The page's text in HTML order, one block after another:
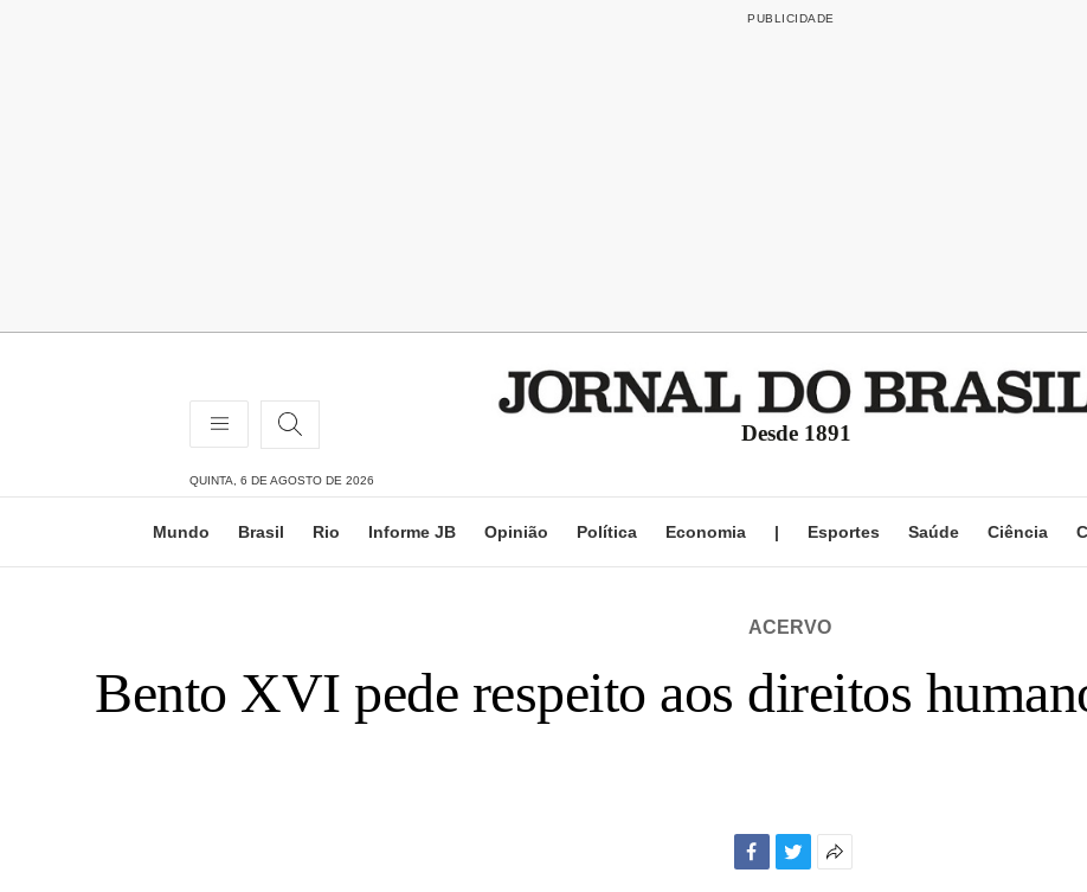
Desde 1891
QUINTA, 6 DE AGOSTO DE 2026
Mundo Brasil Rio Informe JB Opinião Política Economia | Esportes Saúde Ciência
ACERVO
Bento XVI pede respeito aos direitos